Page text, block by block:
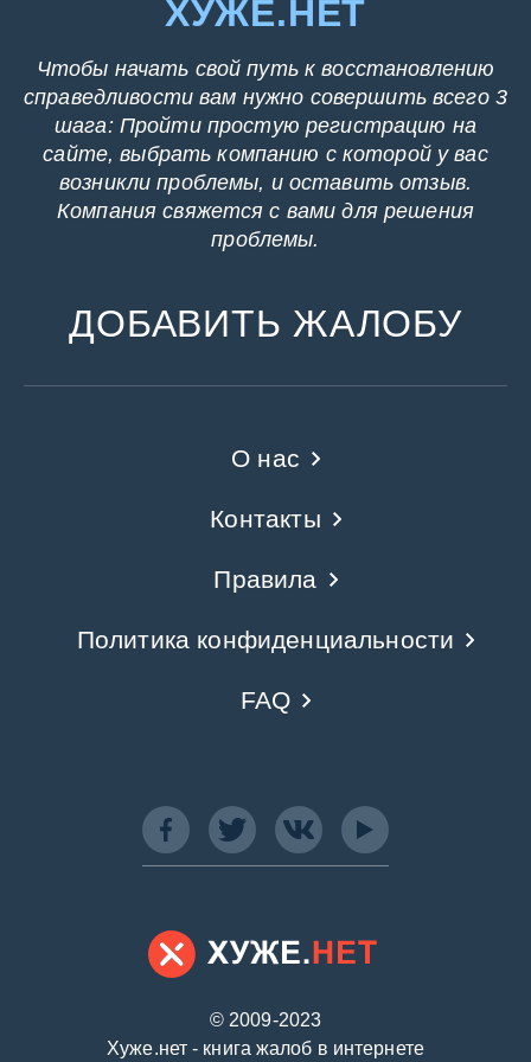
ХУЖЕ.НЕТ
Чтобы начать свой путь к восстановлению
справедливости вам нужно совершить всего 3
шага: Пройти простую регистрацию на
сайте, выбрать компанию с которой у вас
возникли проблемы, и оставить отзыв.
Компания свяжется с вами для решения
проблемы.
ДОБАВИТЬ ЖАЛОБУ
© 2009-2023
Хуже.нет - книга жалоб в интернете
О нас
Контакты
Правила
Политика конфиденциальности
FAQ